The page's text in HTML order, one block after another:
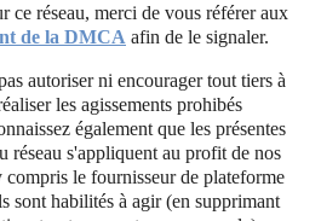
ce réseau, merci de vous référer aux
de la DMCA afin de le signaler.
autoriser ni encourager tout tiers à
les agissements prohibés
également que les présentes
réseau s'appliquent au profit de nos
compris le fournisseur de plateforme
sont habilités à agir (en supprimant